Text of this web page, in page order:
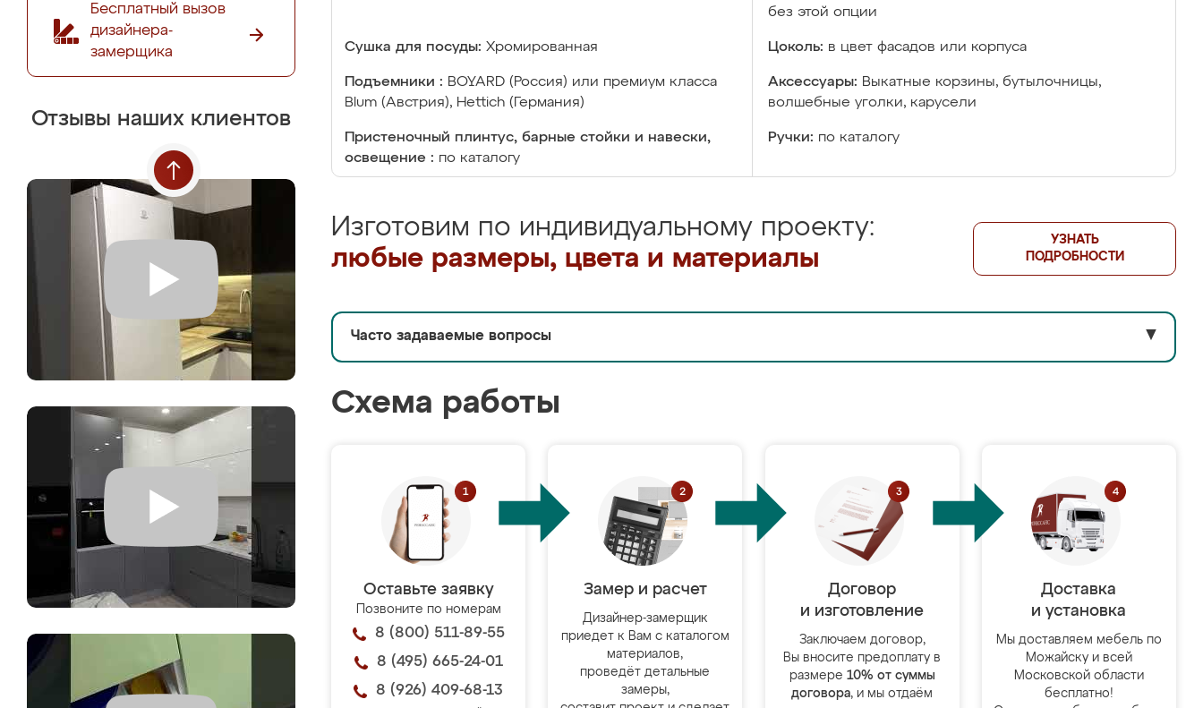
Бесплатный вызов
дизайнера-
замерщика
Отзывы наших клиентов
без этой опции
Сушка для посуды: Хромированная Цоколь: в цвет фасадов или корпуса
Подъемники : BOYARD (Россия) или премиум класса
Blum (Австрия), Hettich (Германия)
Аксессуары: Выкатные корзины, бутылочницы,
волшебные уголки, карусели
Пристеночный плинтус, барные стойки и навески,
освещение : по каталогу
Ручки: по каталогу
Изготовим по индивидуальному проекту:
любые размеры, цвета и материалы
УЗНАТЬ
ПОДРОБНОСТИ
Часто задаваемые вопросы ▼
Схема работы
Оставьте заявку
Позвоните по номерам
8 (800) 511-89-55
8 (495) 665-24-01
8 (926) 409-68-13
Замер и расчет
Дизайнер-замерщик
приедет к Вам с каталогом
материалов,
проведёт детальные
замеры,
Договор
и изготовление
Заключаем договор,
Вы вносите предоплату в
размере 10% от суммы
договора, и мы отдаём
Доставка
и установка
Мы доставляем мебель по
Можайску и всей
Московской области
бесплатно!